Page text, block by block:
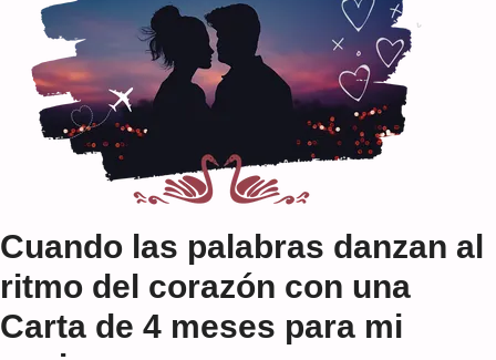
Cuando las palabras danzan al
ritmo del corazón con una
Carta de 4 meses para mi